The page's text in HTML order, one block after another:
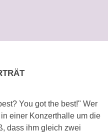
You got the best!" Wer
einer Konzerthalle um die
dass ihm gleich zwei